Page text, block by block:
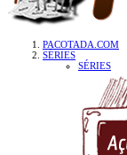
PACOTADA.COM
SÉRIES
SÉRIES